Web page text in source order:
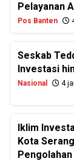
Pelayanan
Pos Banten
Seskab
Investasi
Nasional 4
Iklim
Kota